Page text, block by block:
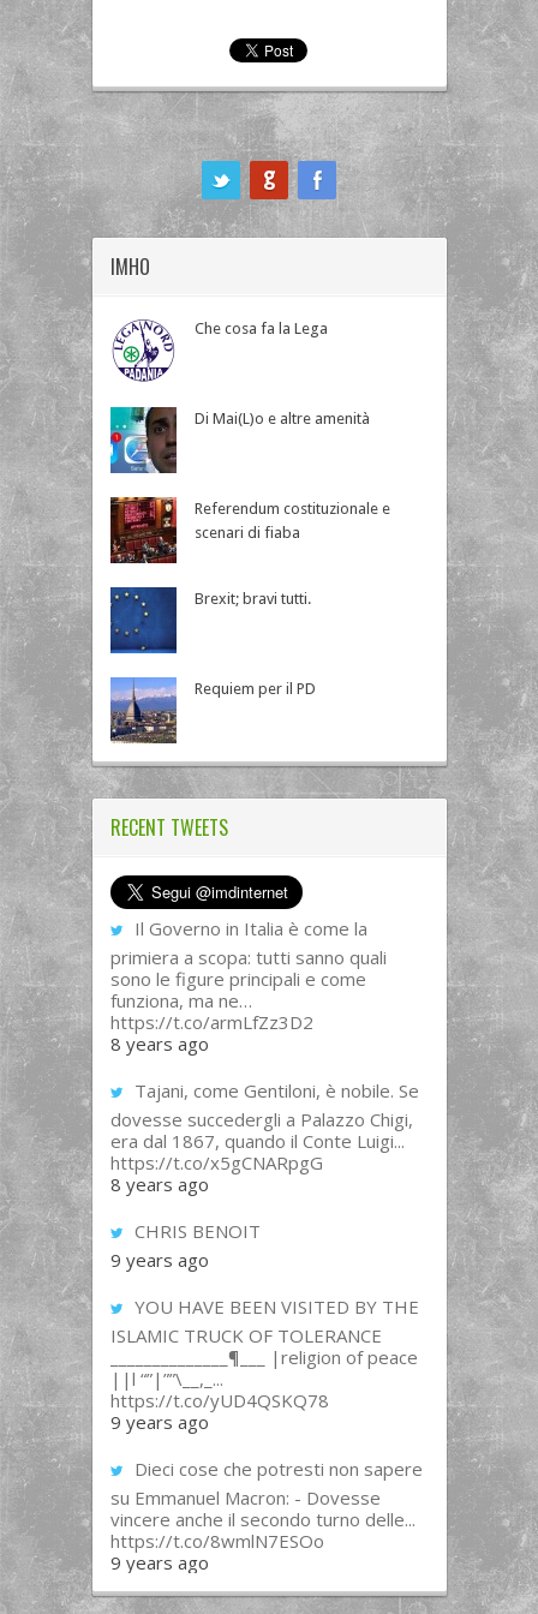
IMHO
Che cosa fa la Lega
Di Mai(L)o e altre amenità
Referendum costituzionale e
scenari di fiaba
Brexit; bravi tutti.
Requiem per il PD
RECENT TWEETS
Il Governo in Italia è come la
primiera a scopa: tutti sanno quali
sono le figure principali e come
funziona, ma ne…
https://t.co/armLfZz3D2
8 years ago
Tajani, come Gentiloni, è nobile. Se
dovesse succedergli a Palazzo Chigi,
era dal 1867, quando il Conte Luigi...
https://t.co/x5gCNARpgG
8 years ago
CHRIS BENOIT
9 years ago
YOU HAVE BEEN VISITED BY THE
ISLAMIC TRUCK OF TOLERANCE
______________¶___ |religion of peace
||l “”|””\__,_...
https://t.co/yUD4QSKQ78
9 years ago
Dieci cose che potresti non sapere
su Emmanuel Macron: - Dovesse
vincere anche il secondo turno delle...
https://t.co/8wmlN7ESOo
9 years ago